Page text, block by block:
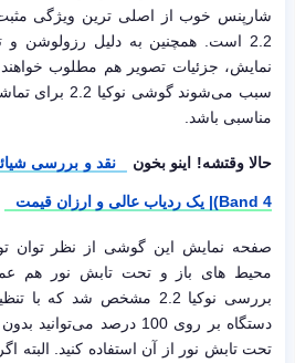
2.2 است. همچنین به دلیل رزولوشن
نمایش، جزئیات تصویر هم مطلوب
سبب می‌شوند
مناسبی باشد.
حالا وقتشه! اینو بخون
Band 4)| یک ردیاب عالی و ارزان قیمت
صفحه نمایش این گوشی از نظر توان
محیط های باز و تحت تابش نور هم
بررسی نوکیا 2.2 مشخص شد
دستگاه بر روی 100 درصد
تحت تابش نور از آن استفاده کنید. البته